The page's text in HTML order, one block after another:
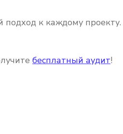
подход к каждому
бесплатный аудит!